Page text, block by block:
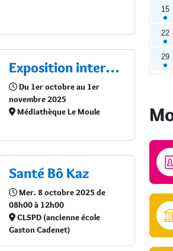
Exposition interactive : "Lux in Tenebris"
Du 1er octobre au 1er
novembre 2025
Médiathèque Le Moule
Santé Bô Kaz
Mer. 8 octobre 2025 de
08h00 à 12h00
CLSPD (ancienne école
Gaston Cadenet)
15
22
29